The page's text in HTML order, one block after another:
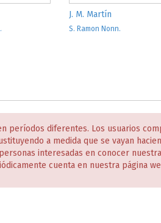
J. M. Martín
S. Ramon Nonn.
períodos diferentes. Los usuarios
a medida que se vayan
interesadas en conocer
cuenta en nuestra página